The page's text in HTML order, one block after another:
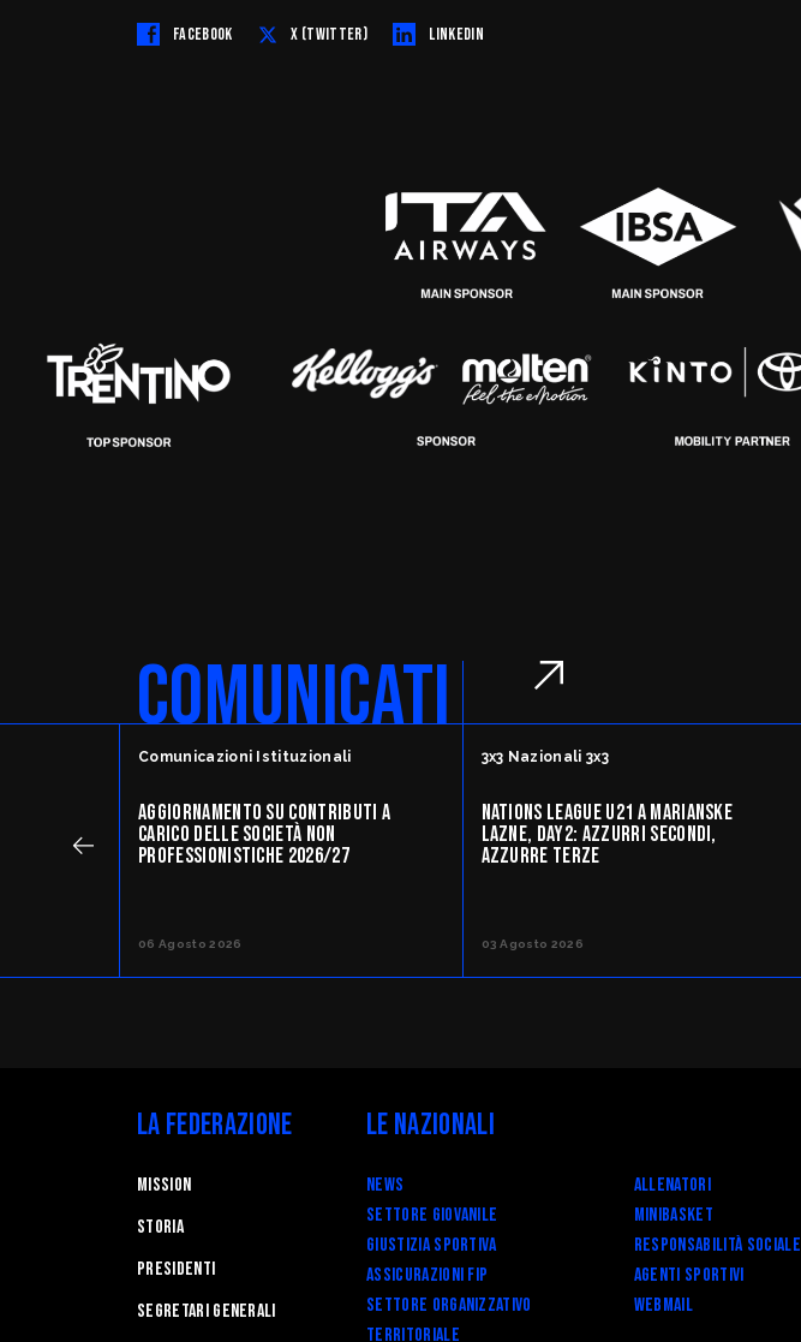
FACEBOOK X (TWITTER) LINKEDIN
COMUNICATI
Comunicazioni Istituzionali
AGGIORNAMENTO SU CONTRIBUTI A
CARICO DELLE SOCIETÀ NON
PROFESSIONISTICHE 2026/27
06 Agosto 2026
3x3 Nazionali 3x3
NATIONS LEAGUE U21 A MARIANSKE
LAZNE, DAY2: AZZURRI SECONDI,
AZZURRE TERZE
03 Agosto 2026
La Federazione
Mission
STORIA
Presidenti
Segretari generali
Le Nazionali
News Allenatori
Settore Giovanile
Minibasket
Giustizia Sportiva
Responsabilità Sociale
Assicurazioni FIP
Agenti Sportivi
Settore Organizzativo
Territoriale
Webmail